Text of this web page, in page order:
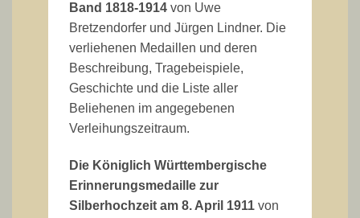
Band 1818-1914 von Uwe
Bretzendorfer und Jürgen Lindner. Die
verliehenen Medaillen und deren
Beschreibung, Tragebeispiele,
Geschichte und die Liste aller
Beliehenen im angegebenen
Verleihungszeitraum.
Die Königlich Württembergische
Erinnerungsmedaille zur
Silberhochzeit am 8. April 1911 von